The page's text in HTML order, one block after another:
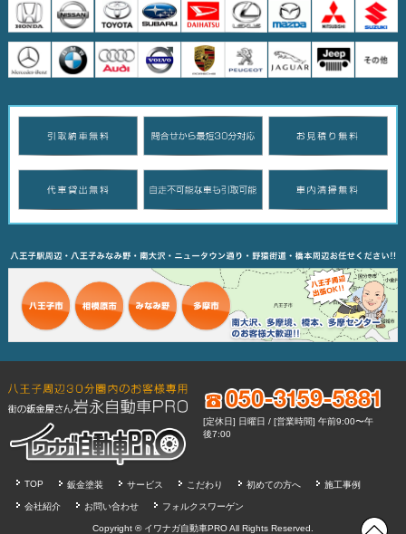
[定休日] 日曜日 / [営業時間] 午前9:00〜午
後7:00
TOP 鈑金塗装 サービス こだわり 初めての方へ 施工事例
会社紹介 お問い合わせ フォルクスワーゲン
Copyright ® イワナガ自動車PROAll Rights Reserved.